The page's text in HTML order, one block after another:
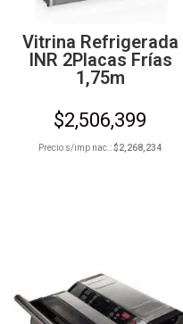
Vitrina Refrigerada
INR 2Placas Frías
1,75m
$2,506,399
Precio s/imp nac.:$2,268,234